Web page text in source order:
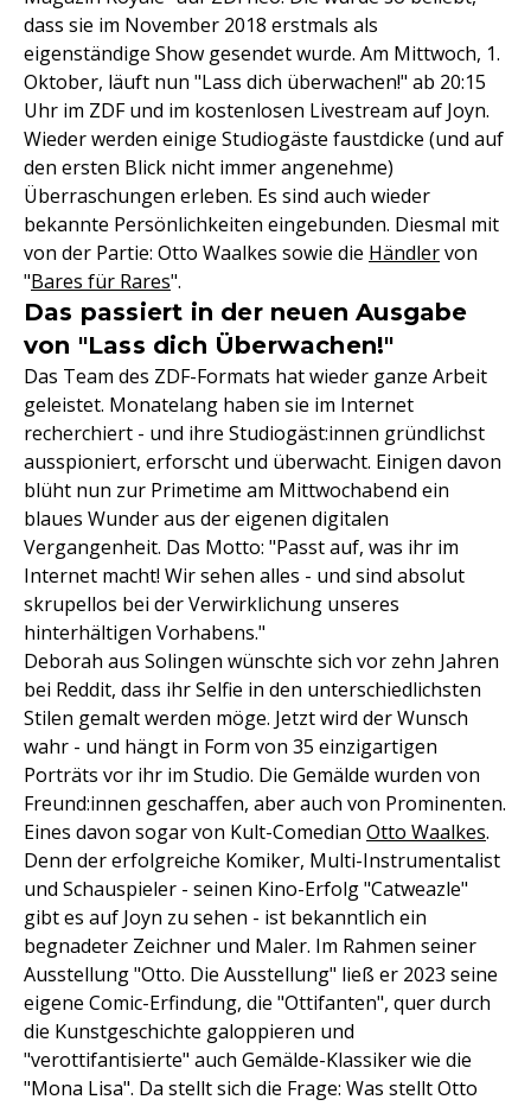
dass sie im November 2018 erstmals als
eigenständige Show gesendet wurde. Am Mittwoch, 1.
Oktober, läuft nun "Lass dich überwachen!" ab 20:15
Uhr im ZDF und im kostenlosen Livestream auf Joyn.
Wieder werden einige Studiogäste faustdicke (und auf
den ersten Blick nicht immer angenehme)
Überraschungen erleben. Es sind auch wieder
bekannte Persönlichkeiten eingebunden. Diesmal mit
von der Partie: Otto Waalkes sowie die Händlervon
"Bares für Rares".
Das passiert in der neuen Ausgabe
von "Lass dich Überwachen!"
Das Team des ZDF-Formats hat wieder ganze Arbeit
geleistet. Monatelang haben sie im Internet
recherchiert - und ihre Studiogäst:innen gründlichst
ausspioniert, erforscht und überwacht. Einigen davon
blüht nun zur Primetime am Mittwochabend ein
blaues Wunder aus der eigenen digitalen
Vergangenheit. Das Motto: "Passt auf, was ihr im
Internet macht! Wir sehen alles - und sind absolut
skrupellos bei der Verwirklichung unseres
hinterhältigen Vorhabens."
Deborah aus Solingen wünschte sich vor zehn Jahren
bei Reddit, dass ihr Selfie in den unterschiedlichsten
Stilen gemalt werden möge. Jetzt wird der Wunsch
wahr - und hängt in Form von 35 einzigartigen
Porträts vor ihr im Studio. Die Gemälde wurden von
Freund:innen geschaffen, aber auch von Prominenten.
Eines davon sogar von Kult-Comedian Otto Waalkes.
Denn der erfolgreiche Komiker, Multi-Instrumentalist
und Schauspieler - seinen Kino-Erfolg "Catweazle"
gibt es auf Joyn zu sehen - ist bekanntlich ein
begnadeter Zeichner und Maler. Im Rahmen seiner
Ausstellung "Otto. Die Ausstellung" ließ er 2023 seine
eigene Comic-Erfindung, die "Ottifanten", quer durch
die Kunstgeschichte galoppieren und
"verottifantisierte" auch Gemälde-Klassiker wie die
"Mona Lisa". Da stellt sich die Frage: Was stellt Otto